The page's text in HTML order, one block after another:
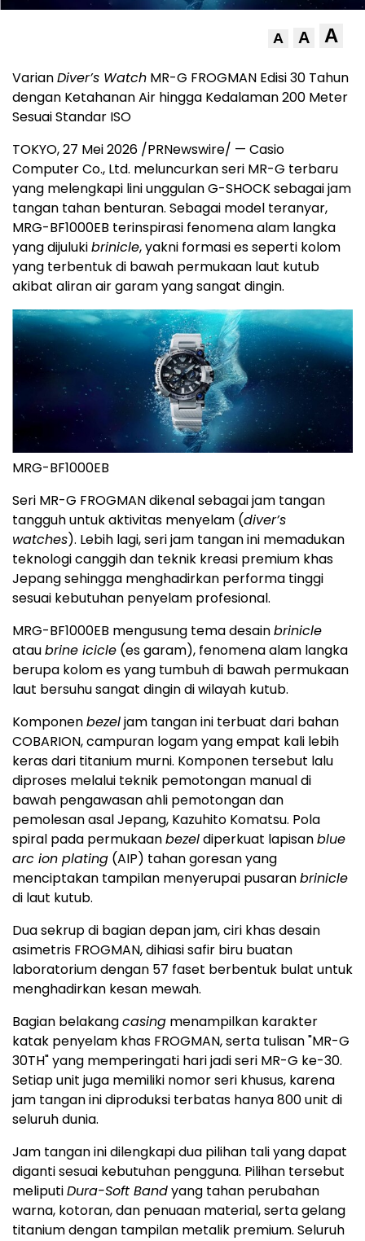
A A A
VarianDiver’s Watch MR-G FROGMAN Edisi 30 Tahun
dengan Ketahanan Air hingga Kedalaman 200 Meter
Sesuai Standar ISO
TOKYO, 27 Mei 2026 /PRNewswire/ — Casio
Computer Co., Ltd. meluncurkan seri MR-G terbaru
yang melengkapi lini unggulan G-SHOCK sebagai jam
tangan tahan benturan. Sebagai model teranyar,
MRG-BF1000EB terinspirasi fenomena alam langka
yang dijulukibrinicle, yakni formasi es seperti kolom
yang terbentuk di bawah permukaan laut kutub
akibat aliran air garam yang sangat dingin.
MRG-BF1000EB
Seri MR-G FROGMAN dikenal sebagai jam tangan
tangguh untuk aktivitas menyelam (diver’s
watches). Lebih lagi, seri jam tangan ini memadukan
teknologi canggih dan teknik kreasi premium khas
Jepang sehingga menghadirkan performa tinggi
sesuai kebutuhan penyelam profesional.
MRG-BF1000EB mengusung tema desainbrinicle
ataubrine icicle (es garam), fenomena alam langka
berupa kolom es yang tumbuh di bawah permukaan
laut bersuhu sangat dingin di wilayah kutub.
Komponenbezeljam tangan ini terbuat dari bahan
COBARION, campuran logam yang empat kali lebih
keras dari titanium murni. Komponen tersebut lalu
diproses melalui teknik pemotongan manual di
bawah pengawasan ahli pemotongan dan
pemolesan asal Jepang, Kazuhito Komatsu. Pola
spiral pada permukaanbezeldiperkuat lapisanblue
arc ion plating (AIP) tahan goresan yang
menciptakan tampilan menyerupai pusaranbrinicle
di laut kutub.
Dua sekrup di bagian depan jam, ciri khas desain
asimetris FROGMAN, dihiasi safir biru buatan
laboratorium dengan 57 faset berbentuk bulat untuk
menghadirkan kesan mewah.
Bagian belakangcasing menampilkan karakter
katak penyelam khas FROGMAN, serta tulisan "MR-G
30TH" yang memperingati hari jadi seri MR-G ke-30.
Setiap unit juga memiliki nomor seri khusus, karena
jam tangan ini diproduksi terbatas hanya 800 unit di
seluruh dunia.
Jam tangan ini dilengkapi dua pilihan tali yang dapat
diganti sesuai kebutuhan pengguna. Pilihan tersebut
meliputiDura-Soft Bandyang tahan perubahan
warna, kotoran, dan penuaan material, serta gelang
titanium dengan tampilan metalik premium. Seluruh